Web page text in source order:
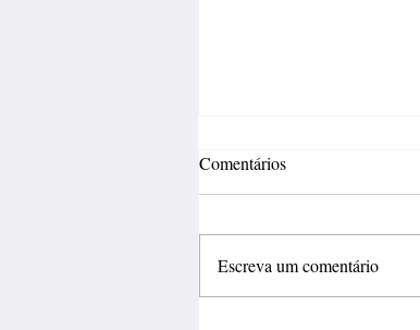
Comentários
Escreva um comentário